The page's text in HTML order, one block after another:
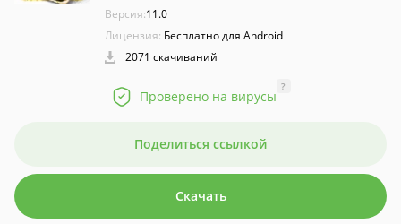
Версия:11.0
Лицензия: Бесплатно для Android
2071 скачиваний
Проверено на вирусы
?
Поделиться ссылкой
Скачать